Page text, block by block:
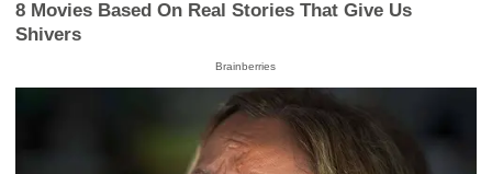
8 Movies Based On Real Stories That Give Us
Shivers
Brainberries